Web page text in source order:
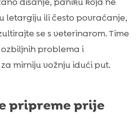
letargiju ili često povraćanje,
se s veterinarom. Time
problema i
mirniju vožnju idući put.
pripreme prije